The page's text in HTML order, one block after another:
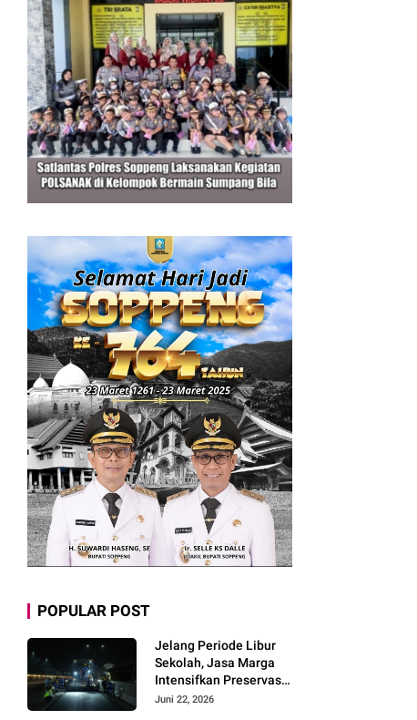
POPULAR POST
Jelang Periode Libur
Sekolah, Jasa Marga
Intensifkan Preservasi
Rutin Jalan Tol untuk
Juni 22, 2026